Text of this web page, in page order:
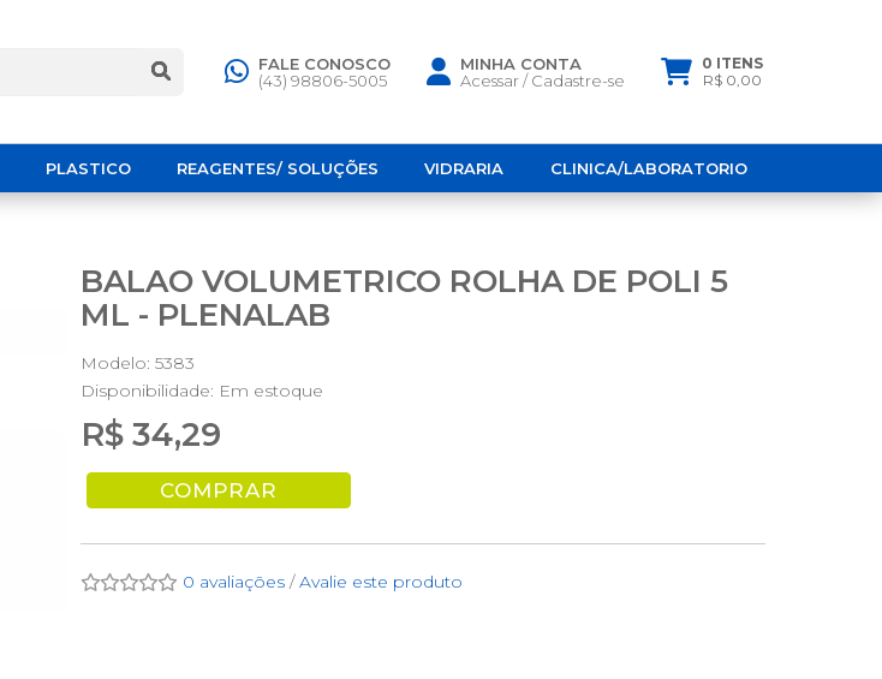
FALE CONOSCO
(43) 98806-5005
MINHA CONTA
Acessar/Cadastre-se
0 ITENS
R$ 0,00
PLASTICO REAGENTES/ SOLUÇÕES VIDRARIA CLINICA/LABORATORIO
BALAO VOLUMETRICO ROLHA DE POLI 5
ML - PLENALAB
Modelo: 5383
Disponibilidade: Em estoque
R$ 34,29
COMPRAR
0 avaliações /Avalie este produto